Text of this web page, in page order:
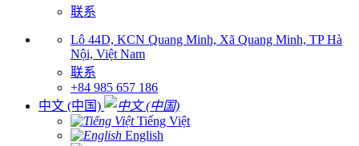
联系
Lô 44D, KCN Quang Minh, Xã Quang Minh, TP Hà
Nội, Việt Nam
联系
+84 985 657 186
中文 (中国)
Tiếng Việt
English